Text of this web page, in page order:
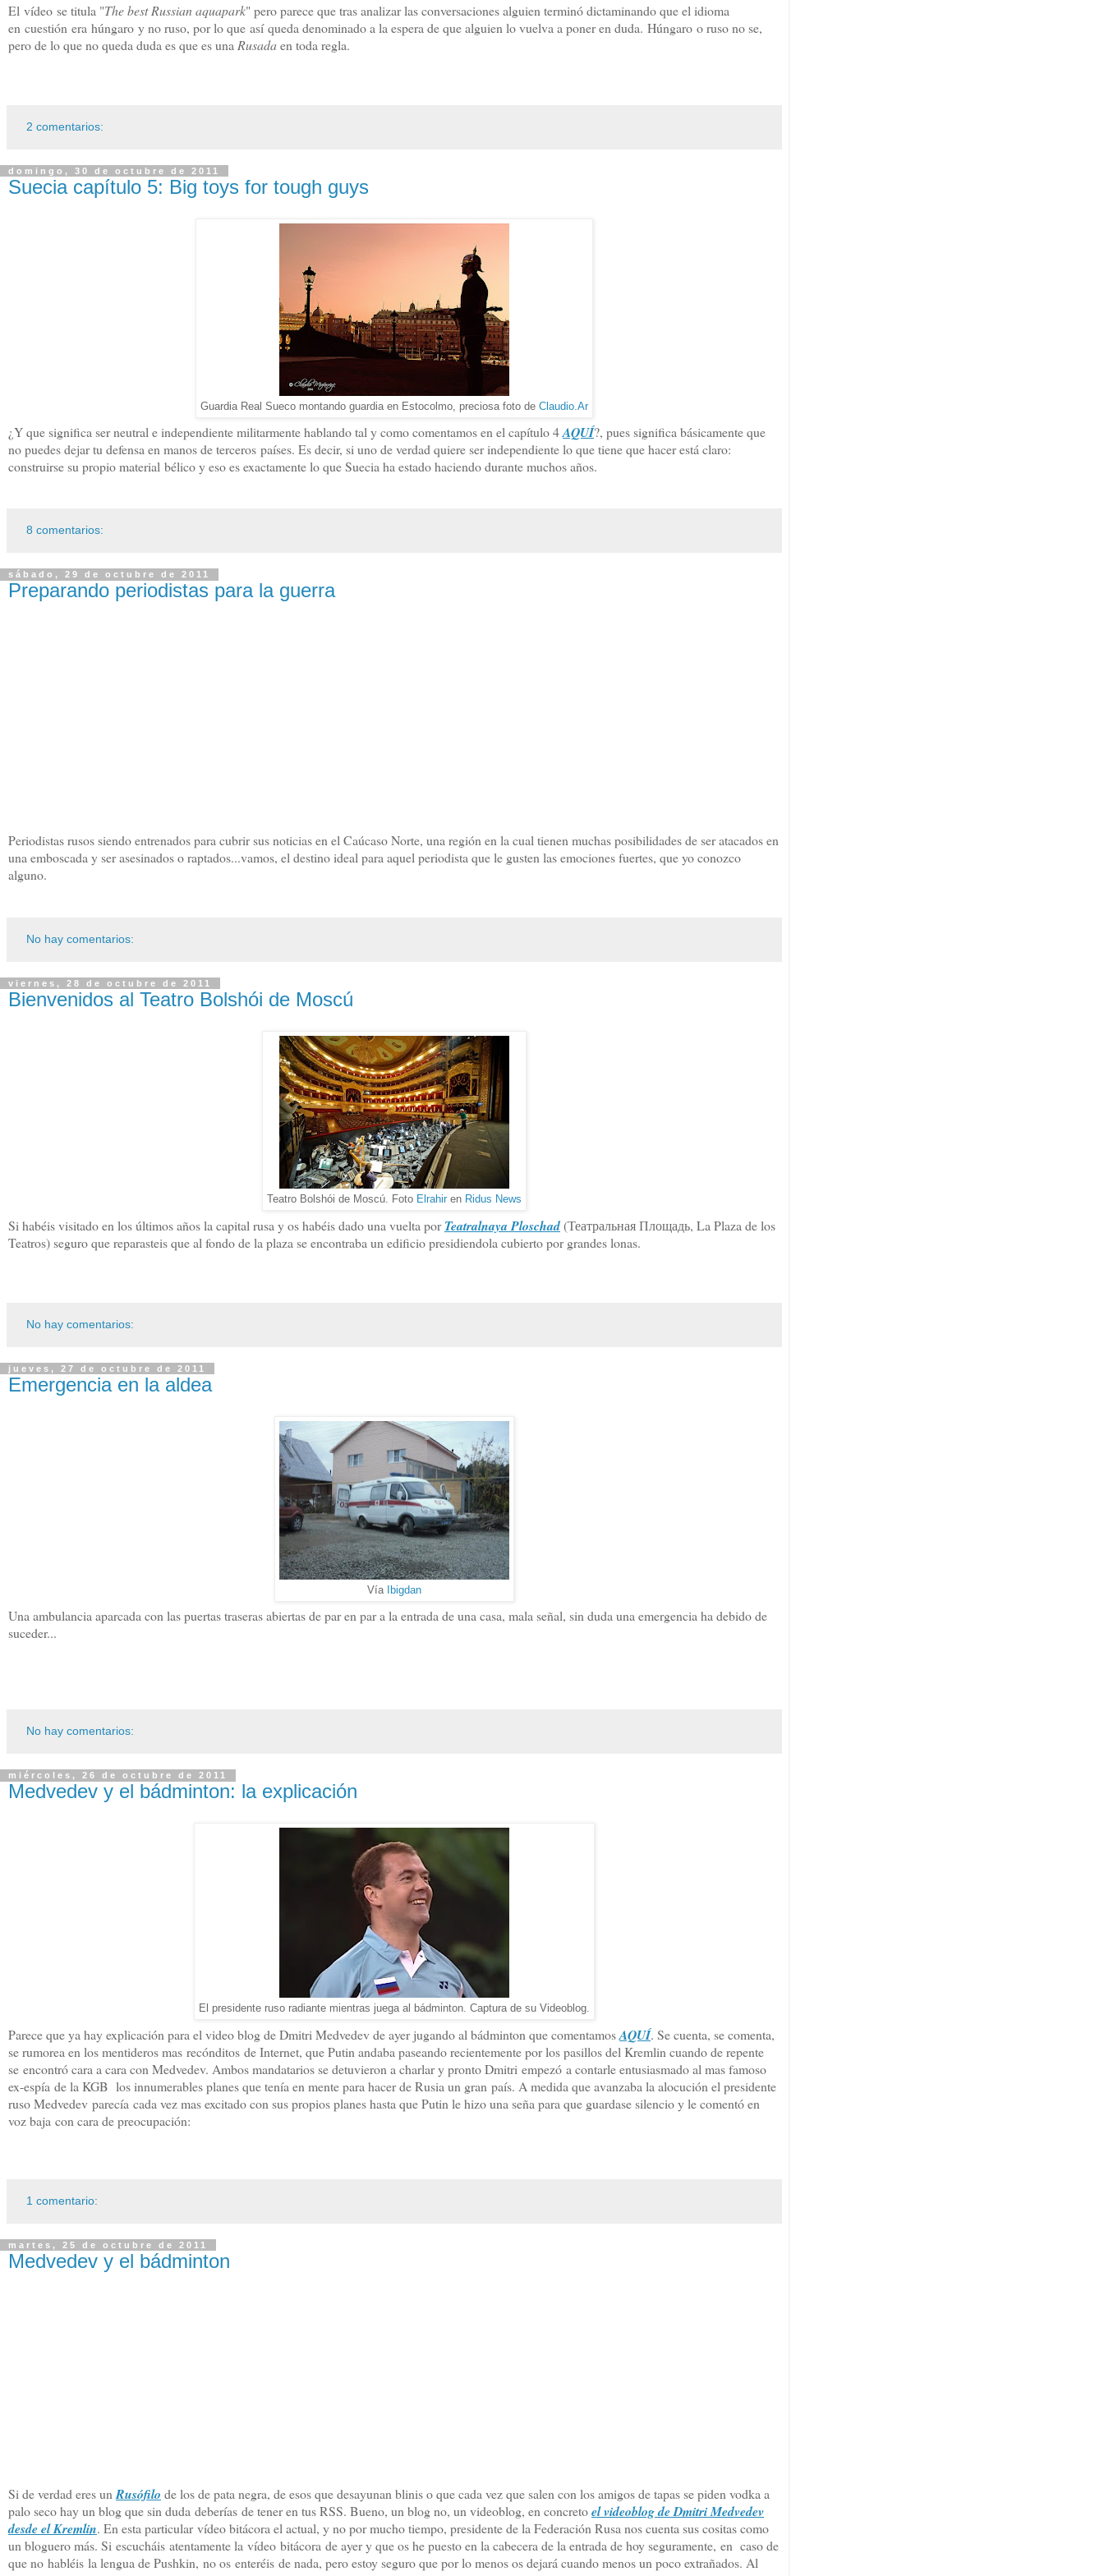
El vídeo se titula "The best Russian aquapark" pero parece que tras analizar las conversaciones alguien terminó dictaminando que el idioma
en cuestión era húngaro y no ruso, por lo que así queda denominado a la espera de que alguien lo vuelva a poner en duda. Húngaro o ruso no se,
pero de lo que no queda duda es que es una Rusadaen toda regla.
2 comentarios:
domingo, 30 de octubre de 2011
Suecia capítulo 5: Big toys for tough guys
Guardia Real Sueco montando guardia en Estocolmo, preciosa foto de Claudio.Ar
¿Y que significa ser neutral e independiente militarmente hablando tal y como comentamos en el capítulo 4AQUÍ?, pues significa básicamente que
no puedes dejar tu defensa en manos de terceros países. Es decir, si uno de verdad quiere ser independiente lo que tiene que hacer está claro:
construirse su propio material bélico y eso es exactamente lo que Suecia ha estado haciendo durante muchos años.
8 comentarios:
sábado, 29 de octubre de 2011
Preparando periodistas para la guerra
Periodistas rusos siendo entrenados para cubrir sus noticias en el Caúcaso Norte, una región en la cual tienen muchas posibilidades de ser atacados en
una emboscada y ser asesinados o raptados...vamos, el destino ideal para aquel periodista que le gusten las emociones fuertes, que yo conozco
alguno.
No hay comentarios:
viernes, 28 de octubre de 2011
Bienvenidos al Teatro Bolshói de Moscú
Teatro Bolshói de Moscú. Foto Elrahir en Ridus News
Si habéis visitado en los últimos años la capital rusa y os habéis dado una vuelta por Teatralnaya Ploschad(Театральная Площадь, La Plaza de los
Teatros) seguro que reparasteis que al fondo de la plaza se encontraba un edificio presidiendola cubierto por grandes lonas.
No hay comentarios:
jueves, 27 de octubre de 2011
Emergencia en la aldea
Vía Ibigdan
Una ambulancia aparcada con las puertas traseras abiertas de par en par a la entrada de una casa, mala señal, sin duda una emergencia ha debido de
suceder...
No hay comentarios:
miércoles, 26 de octubre de 2011
Medvedev y el bádminton: la explicación
El presidente ruso radiante mientras juega al bádminton. Captura de su Videoblog.
Parece que ya hay explicación para el video blog de Dmitri Medvedev de ayer jugando al bádminton que comentamosAQUÍ. Se cuenta, se comenta,
se rumorea en los mentideros mas recónditos de Internet, que Putin andaba paseando recientemente por los pasillos del Kremlin cuando de repente
se encontró cara a cara con Medvedev. Ambos mandatarios se detuvieron a charlar y pronto Dmitri empezó a contarle entusiasmado al mas famoso
ex-espía de la KGB los innumerables planes que tenía en mente para hacer de Rusia un gran país. A medida que avanzaba la alocución el presidente
ruso Medvedev parecía cada vez mas excitado con sus propios planes hasta que Putin le hizo una seña para que guardase silencio y le comentó en
voz baja con cara de preocupación:
1 comentario:
martes, 25 de octubre de 2011
Medvedev y el bádminton
Si de verdad eres un Rusófilo de los de pata negra, de esos que desayunan blinis o que cada vez que salen con los amigos de tapas se piden vodka a
palo seco hay un blog que sin duda deberías de tener en tus RSS. Bueno, un blog no, un videoblog, en concretoel videoblog de Dmitri Medvedev
desde el Kremlin. En esta particular vídeo bitácora el actual, y no por mucho tiempo, presidente de la Federación Rusa nos cuenta sus cositas como
un bloguero más. Si escucháis atentamente la vídeo bitácora de ayer y que os he puesto en la cabecera de la entrada de hoy seguramente, en caso de
que no habléis la lengua de Pushkin, no os enteréis de nada, pero estoy seguro que por lo menos os dejará cuando menos un poco extrañados. Al